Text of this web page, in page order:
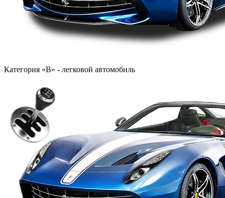
Категория «B» - легковой автомобиль